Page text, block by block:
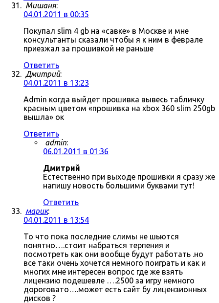
Мишаня:
04.01.2011 в 00:35
Покупал slim 4 gb на «савке» в Москве и мне
консультанты сказали чтобы я к ним в феврале
приезжал за прошивкой не раньше
Ответить
Дмитрий:
04.01.2011 в 13:23
Admin когда выйдет прошивка вывесь табличку
красным цветом «прошивка на xbox 360 slim 250gb
вышла» ок
Ответить
admin:
06.01.2011 в 01:36
Дмитрий
Естественно при выходе прошивки я сразу же
напишу новость большими буквами тут!
Ответить
марик:
04.01.2011 в 13:54
То что пока последние слимы не шьются
понятно….стоит набраться терпения и
посмотреть как они вообще будут работать .но
все таки очень хочется немного поиграть и как и
многих мне интересен вопрос где же взять
лицензию подешевле ….2500 за игру немного
дороговато….может есть сайт бу лицензионных
дисков ?